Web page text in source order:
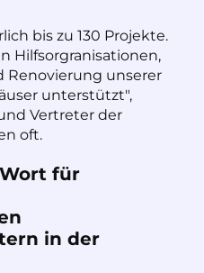
bis zu 130 Projekte.
Hilfsorgranisationen,
Renovierung unserer
unterstützt",
Vertreter der
oft.
für
in der